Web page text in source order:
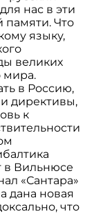
нас в эти
памяти. Что
языку,
великих
мира.
в Россию,
директивы,
к
в Вильнюсе
«Сантара»
дана новая
что